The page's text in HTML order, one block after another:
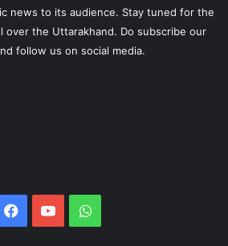
news to its audience. Stay tuned for the
over the Uttarakhand. Do subscribe our
follow us on social media.
Facebook
YouTubeWhatsApp